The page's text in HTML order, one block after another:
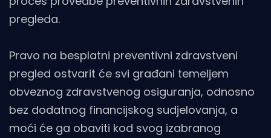
pregleda.
Pravo na besplatni preventivni zdravstveni
pregled ostvarit će svi građani temeljem
obveznog zdravstvenog osiguranja, odnosno
bez dodatnog financijskog sudjelovanja, a
moći će ga obaviti kod svog izabranog